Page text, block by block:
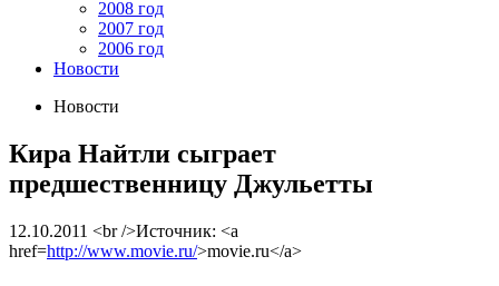
2008 год
2007 год
2006 год
Новости
Новости
Кира Найтли сыграет
предшественницу Джульетты
12.10.2011 <br />Источник: <a
href=http://www.movie.ru/>movie.ru</a>